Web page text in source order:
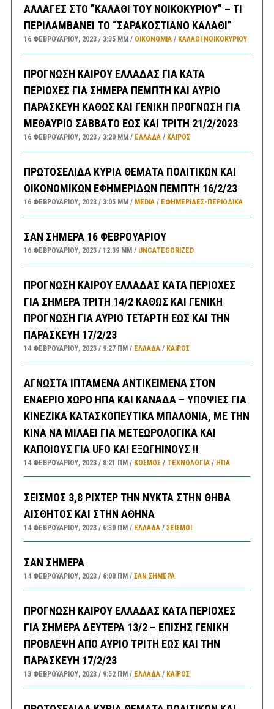
ΑΛΛΑΓΕΣ ΣΤΟ ”ΚΑΛΑΘΙ ΤΟΥ ΝΟΙΚΟΚΥΡΙΟΥ” – ΤΙ
ΠΕΡΙΛΑΜΒΑΝΕΙ ΤΟ “ΣΑΡΑΚΟΣΤΙΑΝΟ ΚΑΛΑΘΙ”
16 ΦΕΒΡΟΥΑΡΊΟΥ, 2023 3:35 ΜΜ ΟΙΚΟΝΟΜΙΑ/ ΚΑΛΑΘΙ ΝΟΙΚΟΚΥΡΙΟΥ
ΠΡΟΓΝΩΣΗ ΚΑΙΡΟΥ ΕΛΛΑΔΑΣ ΓΙΑ ΚΑΤΑ
ΠΕΡΙΟΧΕΣ ΓΙΑ ΣΗΜΕΡΑ ΠΕΜΠΤΗ ΚΑΙ ΑΥΡΙΟ
ΠΑΡΑΣΚΕΥΗ ΚΑΘΩΣ ΚΑΙ ΓΕΝΙΚΗ ΠΡΟΓΝΩΣΗ ΓΙΑ
ΜΕΘΑΥΡΙΟ ΣΑΒΒΑΤΟ ΕΩΣ ΚΑΙ ΤΡΙΤΗ 21/2/2023
16 ΦΕΒΡΟΥΑΡΊΟΥ, 2023 3:20 ΜΜ ΕΛΛΑΔA/ ΚΑΙΡΌΣ
ΠΡΩΤΟΣΕΛΙΔΑ ΚΥΡΙΑ ΘΕΜΑΤΑ ΠΟΛΙΤΙΚΩΝ ΚΑΙ
ΟΙΚΟΝΟΜΙΚΩΝ ΕΦΗΜΕΡΙΔΩΝ ΠΕΜΠΤΗ 16/2/23
16 ΦΕΒΡΟΥΑΡΊΟΥ, 2023 3:05 ΜΜ MEDIA/ ΕΦΗΜΕΡΊΔΕΣ-ΠΕΡΙΟΔΙΚΆ
ΣΑΝ ΣΗΜΕΡΑ 16 ΦΕΒΡΟΥΑΡΙΟΥ
16 ΦΕΒΡΟΥΑΡΊΟΥ, 2023 12:39 ΜΜ UNCATEGORIZED
ΠΡΟΓΝΩΣΗ ΚΑΙΡΟΥ ΕΛΛΑΔΑΣ ΚΑΤΑ ΠΕΡΙΟΧΕΣ
ΓΙΑ ΣΗΜΕΡΑ ΤΡΙΤΗ 14/2 ΚΑΘΩΣ ΚΑΙ ΓΕΝΙΚΗ
ΠΡΟΓΝΩΣΗ ΓΙΑ ΑΥΡΙΟ ΤΕΤΑΡΤΗ ΕΩΣ ΚΑΙ ΤΗΝ
ΠΑΡΑΣΚΕΥΗ 17/2/23
14 ΦΕΒΡΟΥΑΡΊΟΥ, 2023 9:27 ΠΜ ΕΛΛΑΔA/ ΚΑΙΡΌΣ
ΑΓΝΩΣΤΑ ΙΠΤΑΜΕΝΑ ΑΝΤΙΚΕΙΜΕΝΑ ΣΤΟΝ
ΕΝΑΕΡΙΟ ΧΩΡΟ ΗΠΑ ΚΑΙ ΚΑΝΑΔΑ – ΥΠΟΨΙΕΣ ΓΙΑ
ΚΙΝΕΖΙΚΑ ΚΑΤΑΣΚΟΠΕΥΤΙΚΑ ΜΠΑΛΟΝΙΑ, ΜΕ ΤΗΝ
ΚΙΝΑ ΝΑ ΜΙΛΑΕΙ ΓΙΑ ΜΕΤΕΩΡΟΛΟΓΙΚΑ ΚΑΙ
ΚΑΠΟΙΟΥΣ ΓΙΑ UFO ΚΑΙ ΕΞΩΓΗΙΝΟΥΣ !!
14 ΦΕΒΡΟΥΑΡΊΟΥ, 2023 8:21 ΠΜ ΚΟΣΜΟΣ / ΤΕΧΝΟΛΟΓΙΑ/ ΗΠΑ
ΣΕΙΣΜΟΣ 3,8 ΡΙΧΤΕΡ ΤΗΝ ΝΥΚΤΑ ΣΤΗΝ ΘΗΒΑ
ΑΙΣΘΗΤΟΣ ΚΑΙ ΣΤΗΝ ΑΘΗΝΑ
14 ΦΕΒΡΟΥΑΡΊΟΥ, 2023 6:30 ΠΜ ΕΛΛΑΔA/ ΣΕΙΣΜΟΙ
ΣΑΝ ΣΗΜΕΡΑ
14 ΦΕΒΡΟΥΑΡΊΟΥ, 2023 6:08 ΠΜ ΣΑΝ ΣΉΜΕΡΑ
ΠΡΟΓΝΩΣΗ ΚΑΙΡΟΥ ΕΛΛΑΔΑΣ ΚΑΤΑ ΠΕΡΙΟΧΕΣ
ΓΙΑ ΣΗΜΕΡΑ ΔΕΥΤΕΡΑ 13/2 – ΕΠΙΣΗΣ ΓΕΝΙΚΗ
ΠΡΟΒΛΕΨΗ ΑΠΟ ΑΥΡΙΟ ΤΡΙΤΗ ΕΩΣ ΚΑΙ ΤΗΝ
ΠΑΡΑΣΚΕΥΗ 17/2/23
13 ΦΕΒΡΟΥΑΡΊΟΥ, 2023 9:52 ΠΜ ΕΛΛΑΔA/ ΚΑΙΡΌΣ